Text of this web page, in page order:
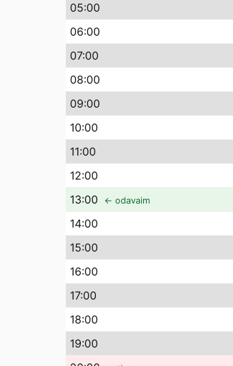
05:00
06:00
07:00
08:00
09:00
10:00
11:00
12:00
13:00 ← odavaim
14:00
15:00
16:00
17:00
18:00
19:00